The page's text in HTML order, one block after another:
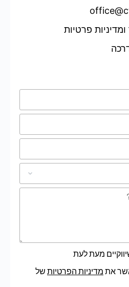
פרטיות
מעת לעת
את מדיניות הפרטיות של